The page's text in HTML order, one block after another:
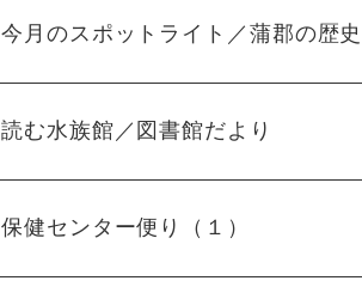
今月のスポットライト／蒲郡の歴史
読む水族館／図書館だより
保健センター便り（１）